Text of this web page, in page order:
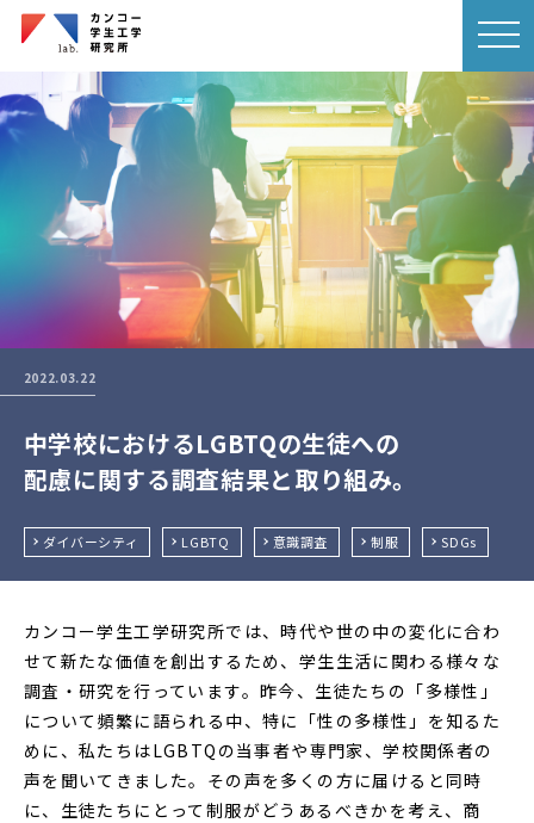
中学校におけるLGBTQの生徒への
配慮に関する調査結果と取り組み。
2022.03.22
ダイバーシティ LGBTQ 意識調査 制服 SDGs
カンコー学生工学研究所では、時代や世の中の変化に合わ
せて新たな価値を創出するため、学生生活に関わる様々な
調査・研究を行っています。昨今、生徒たちの「多様性」
について頻繁に語られる中、特に「性の多様性」を知るた
めに、私たちはLGBTQの当事者や専門家、学校関係者の
声を聞いてきました。その声を多くの方に届けると同時
に、生徒たちにとって制服がどうあるべきかを考え、商